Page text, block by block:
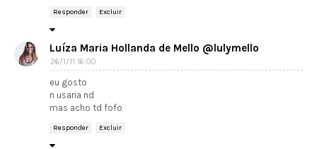
Responder Excluir
Luíza Maria Hollanda de Mello @lulymello
26/1/11 16:00
eu gosto
n usaria nd
mas acho td fofo
Responder Excluir